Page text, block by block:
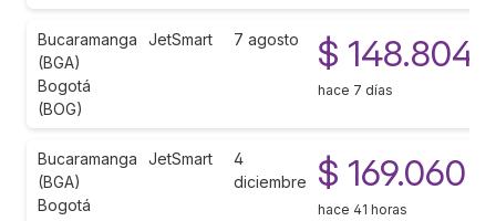
Bucaramanga
(BGA)
Bogotá
(BOG)
JetSmart 7 agosto $ 148.804
hace 7 días
Bucaramanga
(BGA)
Bogotá
JetSmart
4
diciembre
$ 169.060
hace 41 horas